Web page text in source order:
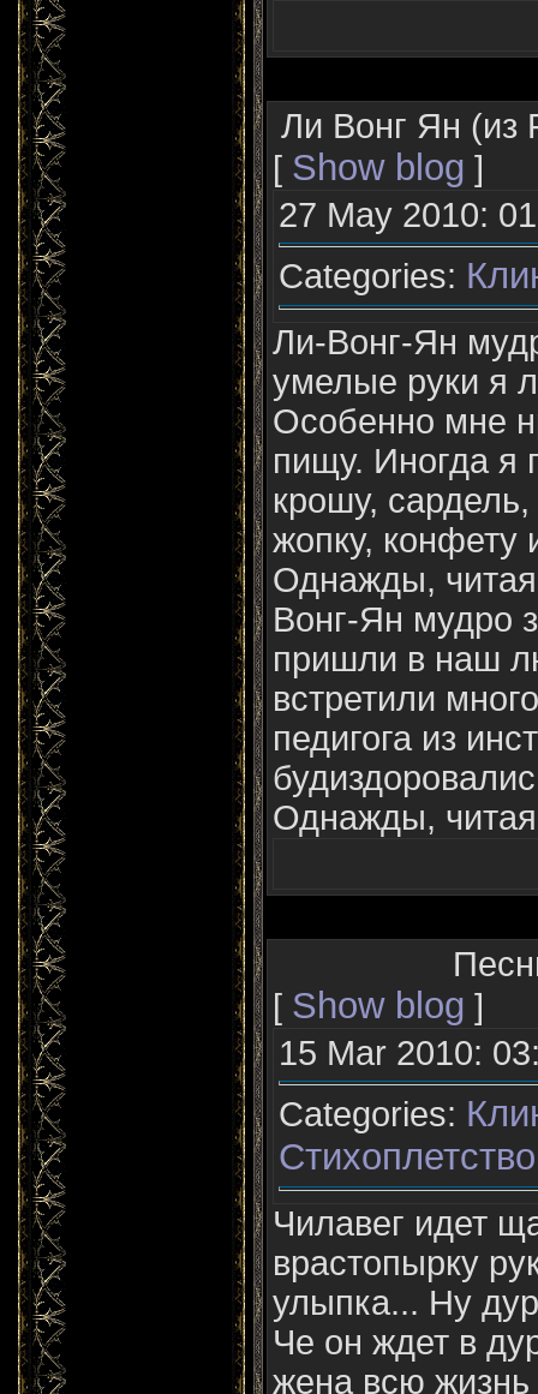
Ли Вонг Ян (из
[ Show blog ]
27 May 2010:
Categories:
Ли-Вонг-Ян
умелые руки я
Особенно мне
пищу. Иногда я
крошу,
жопку, конфету
Однажды,
Вонг-Ян мудро
пришли в наш
встретили
педигога из
Однажды,
[ Show blog ]
15 Mar 2010:
Categories:
Стихоплетство
Чилавег идет
врастопырку
улыпка... Ну
Че он ждет в
жена всю